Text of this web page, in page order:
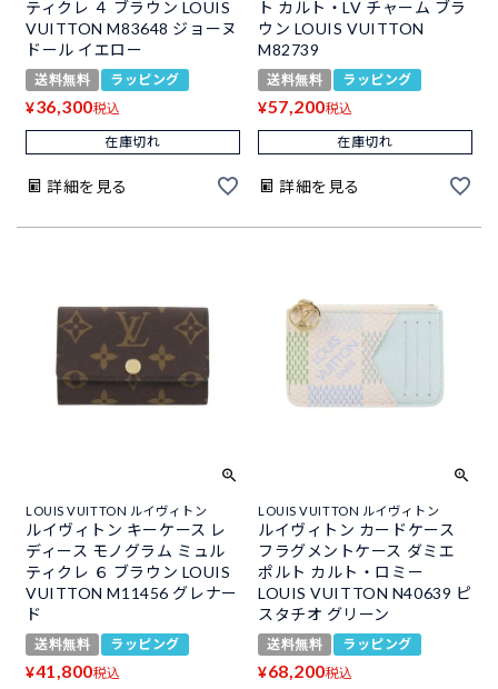
ティクレ ４ ブラウン LOUIS
VUITTON M83648 ジョーヌ
ドール イエロー
送料無料 ラッピング
¥36,300税込
在庫切れ
詳細を見る
ト カルト・LV チャーム ブラ
ウン LOUIS VUITTON
M82739
送料無料 ラッピング
¥57,200税込
在庫切れ
詳細を見る
LOUIS VUITTON ルイヴィトン
ルイヴィトン キーケース レ
ディース モノグラム ミュル
ティクレ ６ ブラウン LOUIS
VUITTON M11456 グレナー
ド
送料無料 ラッピング
¥41,800税込
LOUIS VUITTON ルイヴィトン
ルイヴィトン カードケース
フラグメントケース ダミエ
ポルト カルト・ロミー
LOUIS VUITTON N40639 ピ
スタチオ グリーン
送料無料 ラッピング
¥68,200税込